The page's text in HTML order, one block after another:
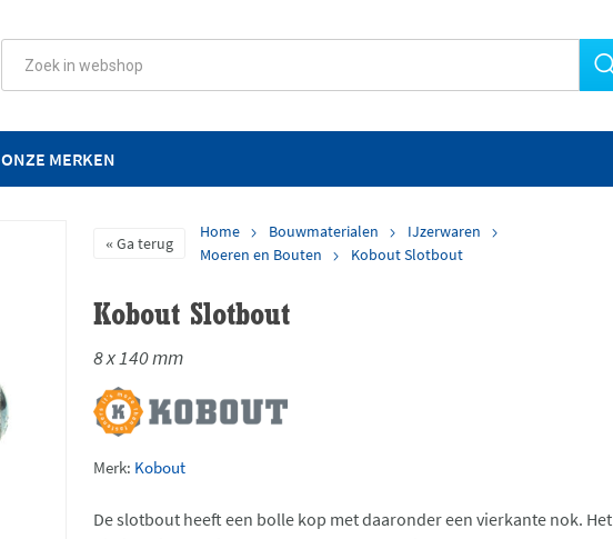
ONZE MERKEN
Ga terug
Home Bouwmaterialen
IJzerwaren
Moeren en Bouten
Kobout Slotbout
Kobout Slotbout
8 x 140 mm
Merk: Kobout
De slotbout heeft een bolle kop met daaronder een vierkante nok. Het